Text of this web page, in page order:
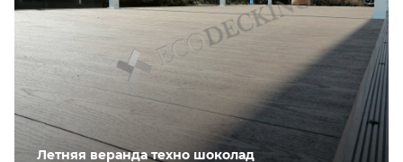
Летняя веранда техно шоколад